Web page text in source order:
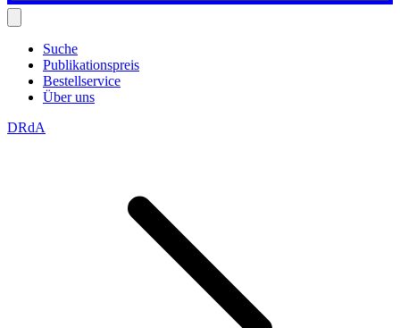
Suche
Publikationspreis
Bestellservice
Über uns
DRdA